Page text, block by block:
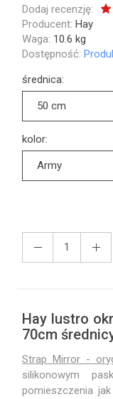
Dodaj recenzję:
Producent: Hay
Waga: 10.6 kg
Dostępność:
średnica:
50 cm
kolor:
Army
Hay lustro
70cm
Strap Mirror -
silikonowym
pomieszczenia